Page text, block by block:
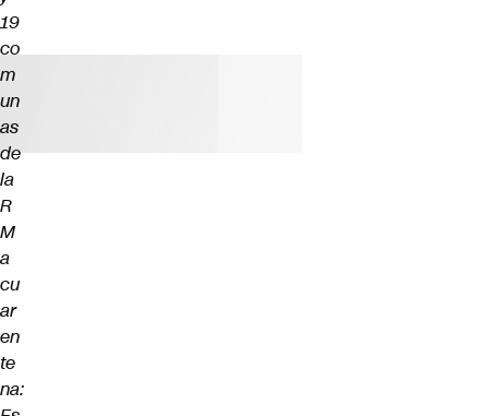
19
co
m
un
as
de
la
R
M
a
cu
ar
en
te
na: